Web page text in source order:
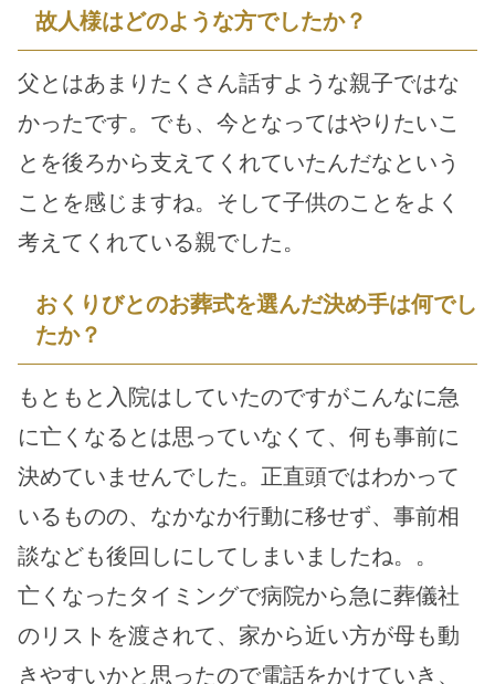
故人様はどのような方でしたか？
父とはあまりたくさん話すような親子ではな
かったです。でも、今となってはやりたいこ
とを後ろから支えてくれていたんだなという
ことを感じますね。そして子供のことをよく
考えてくれている親でした。
おくりびとのお葬式を選んだ決め手は何でし
たか？
もともと入院はしていたのですがこんなに急
に亡くなるとは思っていなくて、何も事前に
決めていませんでした。正直頭ではわかって
いるものの、なかなか行動に移せず、事前相
談なども後回しにしてしまいましたね。。
亡くなったタイミングで病院から急に葬儀社
のリストを渡されて、家から近い方が母も動
きやすいかと思ったので電話をかけていき、